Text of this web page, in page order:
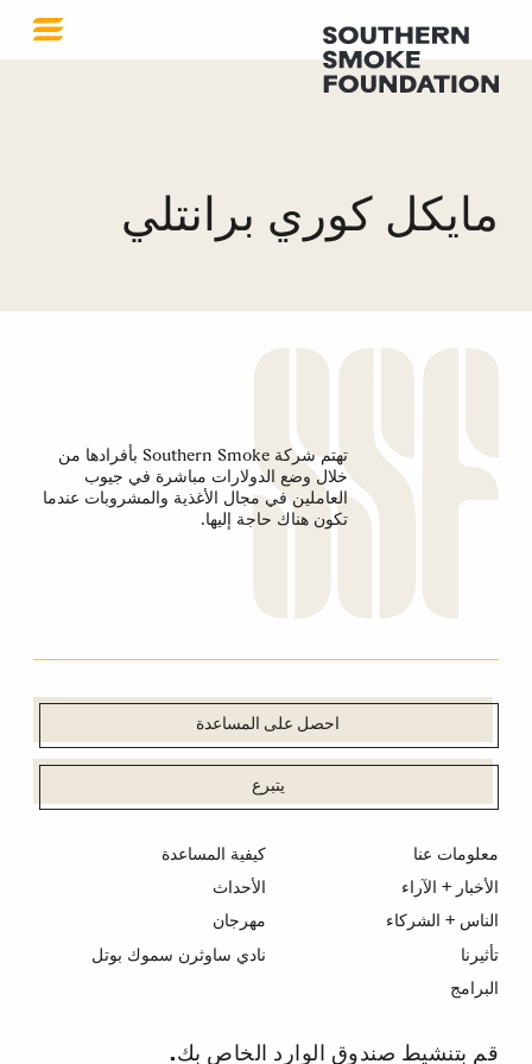
مايكل كوري برانتلي
تهتم شركة Southern Smoke بأفرادها من
خلال وضع الدولارات مباشرة في جيوب
العاملين في مجال الأغذية والمشروبات عندما
تكون هناك حاجة إليها.
احصل على المساعدة
يتبرع
معلومات عنا
الأخبار + الآراء
الناس + الشركاء
تأثيرنا
البرامج
كيفية المساعدة
الأحداث
مهرجان
نادي ساوثرن سموك بوتل
قم بتنشيط صندوق الوارد الخاص بك.